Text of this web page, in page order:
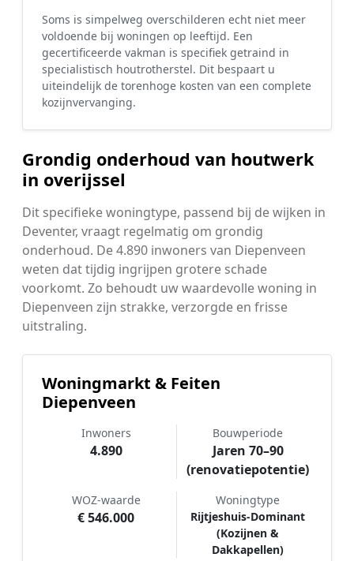
Soms is simpelweg overschilderen echt niet meer
voldoende bij woningen op leeftijd. Een
gecertificeerde vakman is specifiek getraind in
specialistisch houtrotherstel. Dit bespaart u
uiteindelijk de torenhoge kosten van een complete
kozijnvervanging.
Grondig onderhoud van houtwerk
in overijssel
Dit specifieke woningtype, passend bij de wijken in
Deventer, vraagt regelmatig om grondig
onderhoud. De 4.890 inwoners van Diepenveen
weten dat tijdig ingrijpen grotere schade
voorkomt. Zo behoudt uw waardevolle woning in
Diepenveen zijn strakke, verzorgde en frisse
uitstraling.
Woningmarkt & Feiten
Diepenveen
Inwoners
4.890
Bouwperiode
Jaren 70–90
(renovatiepotentie)
WOZ-waarde
€ 546.000
Woningtype
Rijtjeshuis-Dominant
(Kozijnen &
Dakkapellen)